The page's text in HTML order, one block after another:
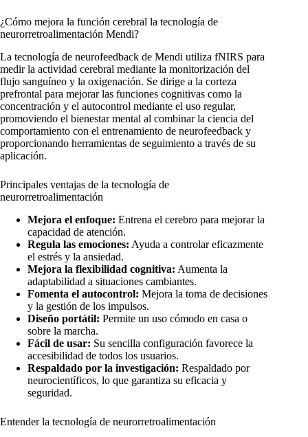
¿Cómo mejora la función cerebral la tecnología de
neurorretroalimentación Mendi?
La tecnología de neurofeedback de Mendi utiliza fNIRS para
medir la actividad cerebral mediante la monitorización del
flujo sanguíneo y la oxigenación. Se dirige a la corteza
prefrontal para mejorar las funciones cognitivas como la
concentración y el autocontrol mediante el uso regular,
promoviendo el bienestar mental al combinar la ciencia del
comportamiento con el entrenamiento de neurofeedback y
proporcionando herramientas de seguimiento a través de su
aplicación.
Principales ventajas de la tecnología de
neurorretroalimentación
Mejora el enfoque: Entrena el cerebro para mejorar la
capacidad de atención.
Regula las emociones: Ayuda a controlar eficazmente
el estrés y la ansiedad.
Mejora la flexibilidad cognitiva: Aumenta la
adaptabilidad a situaciones cambiantes.
Fomenta el autocontrol: Mejora la toma de decisiones
y la gestión de los impulsos.
Diseño portátil: Permite un uso cómodo en casa o
sobre la marcha.
Fácil de usar: Su sencilla configuración favorece la
accesibilidad de todos los usuarios.
Respaldado por la investigación: Respaldado por
neurocientíficos, lo que garantiza su eficacia y
seguridad.
Entender la tecnología de neurorretroalimentación